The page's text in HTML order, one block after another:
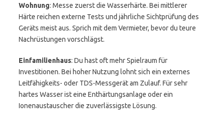
Wohnung: Messe zuerst die Wasserhärte. Bei mittlerer
Härte reichen externe Tests und jährliche Sichtprüfung des
Geräts meist aus. Sprich mit dem Vermieter, bevor du teure
Nachrüstungen vorschlägst.
Einfamilienhaus: Du hast oft mehr Spielraum für
Investitionen. Bei hoher Nutzung lohnt sich ein externes
Leitfähigkeits- oder TDS-Messgerät am Zulauf. Für sehr
hartes Wasser ist eine Enthärtungsanlage oder ein
Ionenaustauscher die zuverlässigste Lösung.